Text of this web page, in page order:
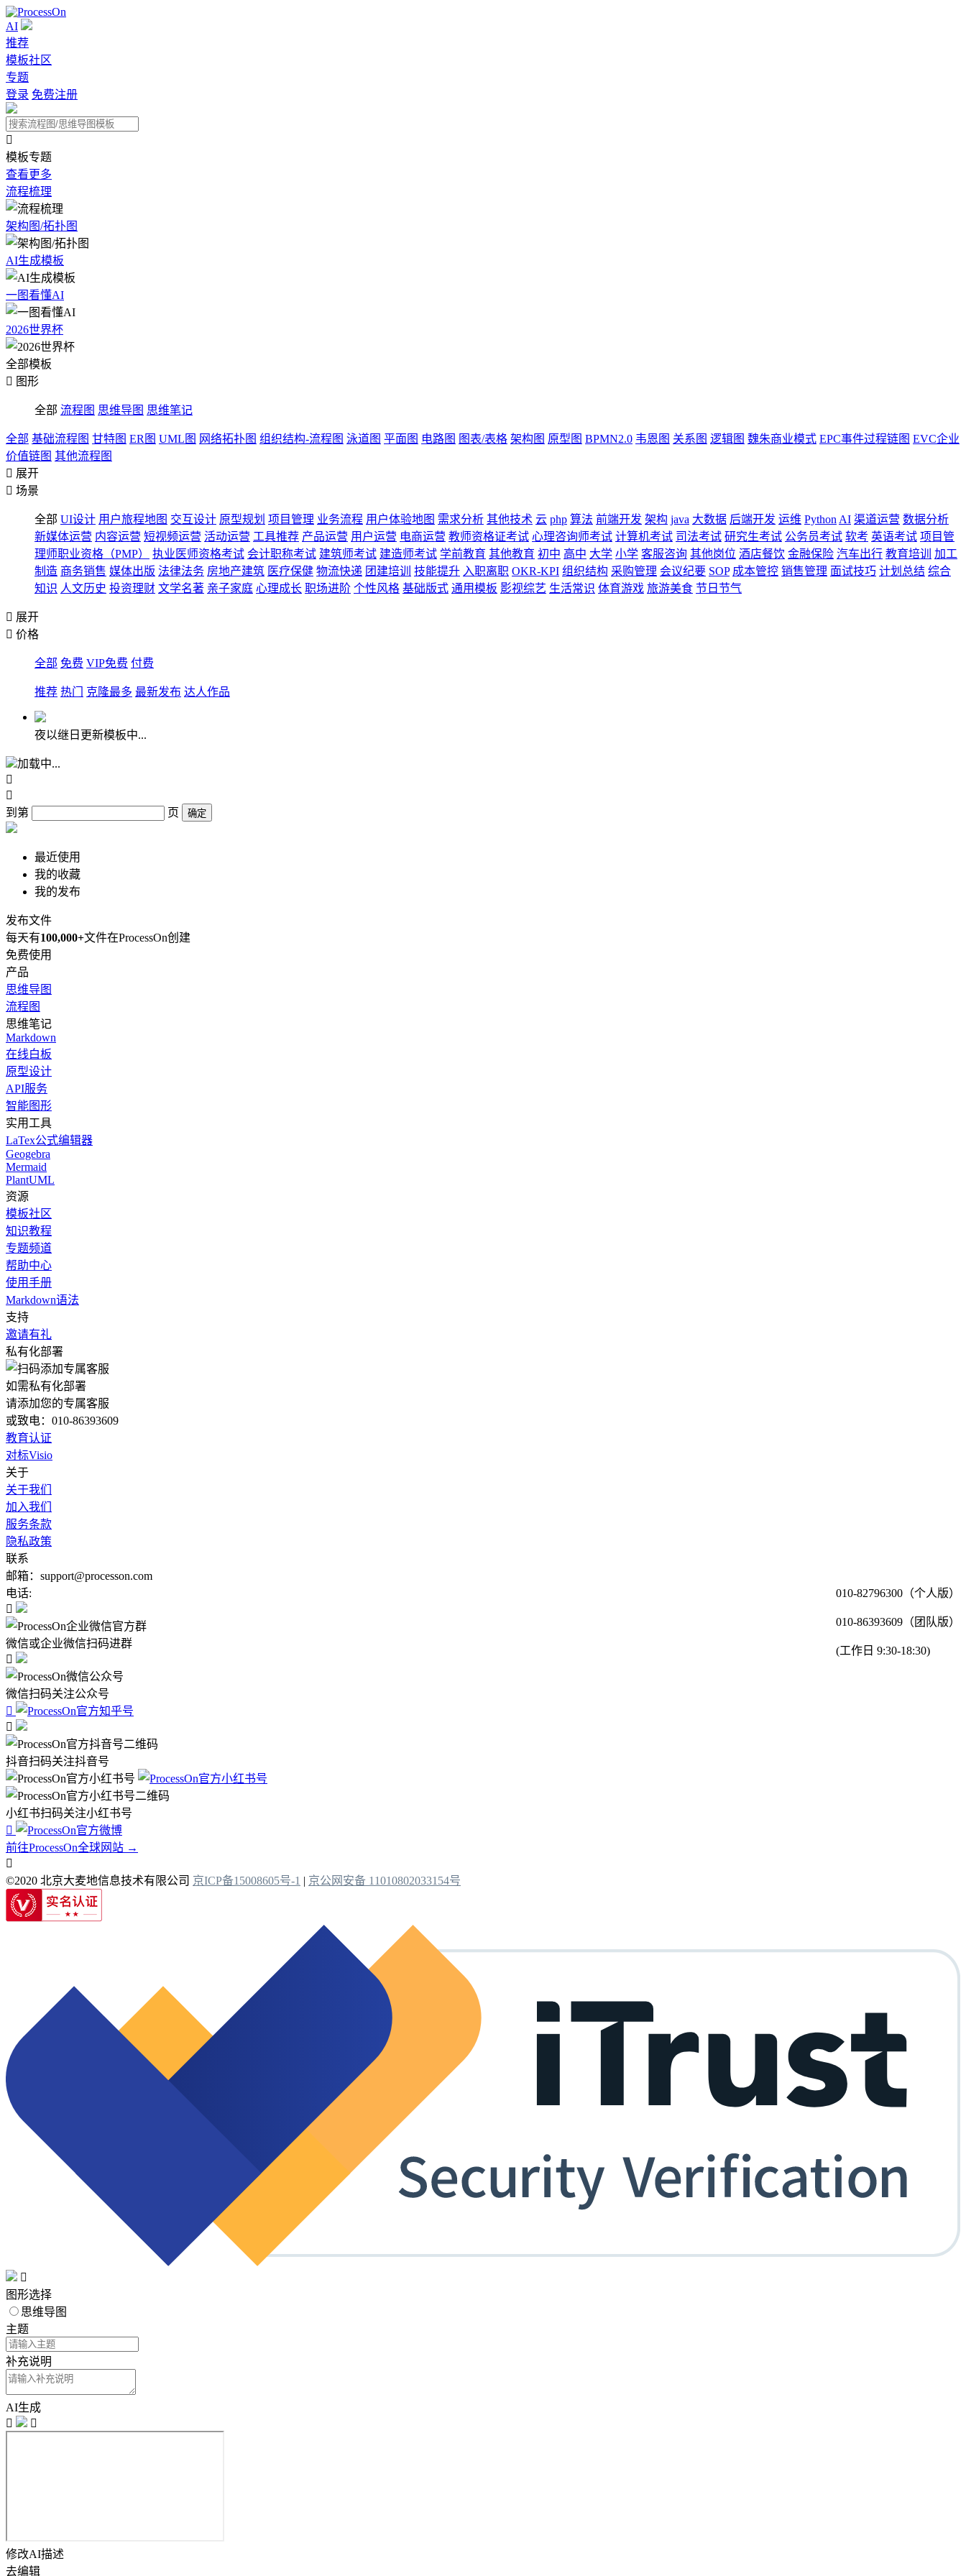
AI
推荐
模板社区
专题
登录 免费注册

模板专题
查看更多
流程梳理
架构图/拓扑图
AI生成模板
一图看懂AI
2026世界杯
全部模板
 图形
全部 流程图 思维导图 思维笔记
全部 基础流程图 甘特图 ER图 UML图 网络拓扑图 组织结构-流程图 泳道图 平面图 电路图 图表/表格 架构图 原型图 BPMN2.0 韦恩图 关系图 逻辑图 魏朱商业模式 EPC事件过程链图 EVC企业
价值链图 其他流程图
 展开
 场景
全部 UI设计 用户旅程地图 交互设计 原型规划 项目管理 业务流程 用户体验地图 需求分析 其他技术 云 php 算法 前端开发 架构 java 大数据 后端开发 运维 Python AI 渠道运营 数据分析
新媒体运营 内容运营 短视频运营 活动运营 工具推荐 产品运营 用户运营 电商运营 教师资格证考试 心理咨询师考试 计算机考试 司法考试 研究生考试 公务员考试 软考 英语考试 项目管
理师职业资格（PMP）
执业医师资格考试 会计职称考试 建筑师考试 建造师考试 学前教育 其他教育 初中 高中 大学 小学 客服咨询 其他岗位 酒店餐饮 金融保险 汽车出行 教育培训
加工
制造 商务销售 媒体出版 法律法务 房地产建筑 医疗保健 物流快递 团建培训 技能提升 入职离职 OKR-KPI 组织结构 采购管理 会议纪要 SOP 成本管控 销售管理 面试技巧 计划总结 综合
知识 人文历史 投资理财 文学名著 亲子家庭 心理成长 职场进阶 个性风格 基础版式 通用模板 影视综艺 生活常识 体育游戏 旅游美食 节日节气
 展开
 价格
全部 免费 VIP免费 付费
推荐 热门 克隆最多 最新发布 达人作品
夜以继日更新模板中...
加载中...


到第
页 确定
最近使用
我的收藏
我的发布
发布文件
每天有100,000+文件在ProcessOn创建
免费使用
产品
思维导图
流程图
思维笔记
Markdown
在线白板
原型设计
API服务
智能图形
实用工具
LaTex公式编辑器
Geogebra
Mermaid
PlantUML
资源
模板社区
知识教程
专题频道
帮助中心
使用手册
Markdown语法
支持
邀请有礼
私有化部署
如需私有化部署
请添加您的专属客服
或致电：010-86393609
教育认证
对标Visio
关于
关于我们
加入我们
服务条款
隐私政策
联系
邮箱：support@processon.com
电话:
010-82796300（个人版）
010-86393609（团队版）
(工作日 9:30-18:30)

微信或企业微信扫码进群

微信扫码关注公众号


抖音扫码关注抖音号
小红书扫码关注小红书号

前往ProcessOn全球网站 →

©2020 北京大麦地信息技术有限公司 京ICP备15008605号-1 | 京公网安备 11010802033154号

图形选择
思维导图
主题
补充说明
AI生成


修改AI描述
去编辑